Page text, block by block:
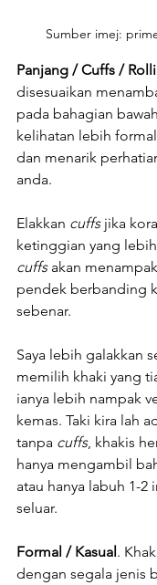
Sumber imej:
Panjang / Cuffs /
disesuaikan
pada bahagian
kelihatan lebih
dan menarik
anda.
Elakkan cuffs jika
ketinggian yang
cuffs akan
pendek berbanding
sebenar.
Saya lebih galakkan
memilih khaki yang
ianya lebih nampak
kemas. Taki kira lah
tanpa cuffs, khakis
hanya mengambil
atau hanya labuh 1-2
seluar.
Formal / Kasual.
dengan segala jenis